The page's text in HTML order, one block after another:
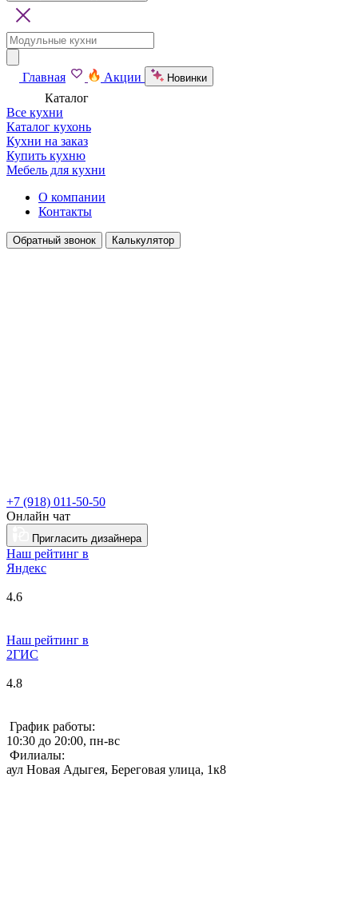
Главная Акции Новинки
Каталог
Все кухни
Каталог кухонь
Кухни на заказ
Купить кухню
Мебель для кухни
О компании
Контакты
Обратный звонок Калькулятор
+7 (918) 011-50-50
Онлайн чат
Пригласить дизайнера
Наш рейтинг в
Яндекс
4.6
Наш рейтинг в
2ГИС
4.8
График работы:
10:30 до 20:00, пн-вс
Филиалы:
аул Новая Адыгея, Береговая улица, 1к8